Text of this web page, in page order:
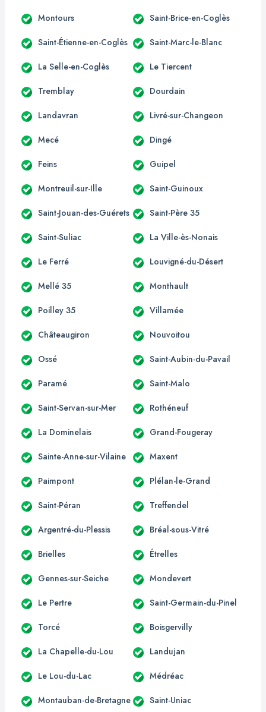
Montours Saint-Brice-en-Coglès
Saint-Étienne-en-Coglès Saint-Marc-le-Blanc
La Selle-en-Coglès Le Tiercent
Tremblay Dourdain
Landavran Livré-sur-Changeon
Mecé Dingé
Feins Guipel
Montreuil-sur-Ille Saint-Guinoux
Saint-Jouan-des-Guérets Saint-Père 35
Saint-Suliac La Ville-ès-Nonais
Le Ferré Louvigné-du-Désert
Mellé 35 Monthault
Poilley 35 Villamée
Châteaugiron Nouvoitou
Ossé Saint-Aubin-du-Pavail
Paramé Saint-Malo
Saint-Servan-sur-Mer Rothéneuf
La Dominelais Grand-Fougeray
Sainte-Anne-sur-Vilaine Maxent
Paimpont Plélan-le-Grand
Saint-Péran Treffendel
Argentré-du-Plessis Bréal-sous-Vitré
Brielles Étrelles
Gennes-sur-Seiche Mondevert
Le Pertre Saint-Germain-du-Pinel
Torcé Boisgervilly
La Chapelle-du-Lou Landujan
Le Lou-du-Lac Médréac
Montauban-de-Bretagne Saint-Uniac